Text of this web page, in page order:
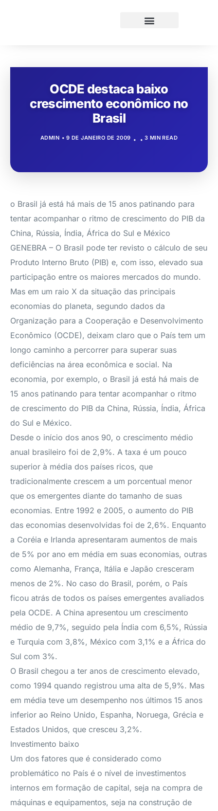
OCDE destaca baixo
crescimento econômico no
Brasil
ADMIN 9 DE JANEIRO DE 2009 3 MIN READ
o Brasil já está há mais de 15 anos patinando para
tentar acompanhar o ritmo de crescimento do PIB da
China, Rússia, Índia, África do Sul e México
GENEBRA – O Brasil pode ter revisto o cálculo de seu
Produto Interno Bruto (PIB) e, com isso, elevado sua
participação entre os maiores mercados do mundo.
Mas em um raio X da situação das principais
economias do planeta, segundo dados da
Organização para a Cooperação e Desenvolvimento
Econômico (OCDE), deixam claro que o País tem um
longo caminho a percorrer para superar suas
deficiências na área econômica e social. Na
economia, por exemplo, o Brasil já está há mais de
15 anos patinando para tentar acompanhar o ritmo
de crescimento do PIB da China, Rússia, Índia, África
do Sul e México.
Desde o início dos anos 90, o crescimento médio
anual brasileiro foi de 2,9%. A taxa é um pouco
superior à média dos países ricos, que
tradicionalmente crescem a um porcentual menor
que os emergentes diante do tamanho de suas
economias. Entre 1992 e 2005, o aumento do PIB
das economias desenvolvidas foi de 2,6%. Enquanto
a Coréia e Irlanda apresentaram aumentos de mais
de 5% por ano em média em suas economias, outras
como Alemanha, França, Itália e Japão cresceram
menos de 2%. No caso do Brasil, porém, o País
ficou atrás de todos os países emergentes avaliados
pela OCDE. A China apresentou um crescimento
médio de 9,7%, seguido pela Índia com 6,5%, Rússia
e Turquia com 3,8%, México com 3,1% e a África do
Sul com 3%.
O Brasil chegou a ter anos de crescimento elevado,
como 1994 quando registrou uma alta de 5,9%. Mas
em média teve um desempenho nos últimos 15 anos
inferior ao Reino Unido, Espanha, Noruega, Grécia e
Estados Unidos, que cresceu 3,2%.
Investimento baixo
Um dos fatores que é considerado como
problemático no País é o nível de investimentos
internos em formação de capital, seja na compra de
máquinas e equipamentos, seja na construção de